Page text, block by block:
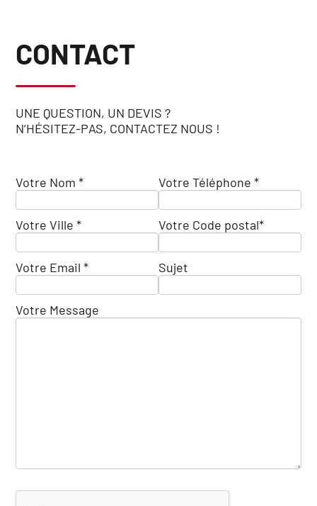
CONTACT
UNE QUESTION, UN DEVIS ?
N’HÉSITEZ-PAS, CONTACTEZ NOUS !
Votre Nom *
Votre Ville *
Votre Email *
Votre Téléphone *
Votre Code postal*
Sujet
Votre Message